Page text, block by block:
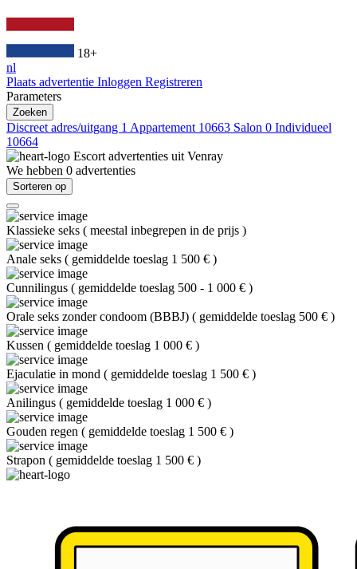
18+
nl
Plaats advertentie Inloggen Registreren
Parameters
Zoeken
Discreet adres/uitgang 1 Appartement 10663 Salon 0 Individueel
10664
Escort advertenties uit Venray
We hebben 0 advertenties
Sorteren op
Klassieke seks ( meestal inbegrepen in de prijs )
Anale seks ( gemiddelde toeslag 1 500 € )
Cunnilingus ( gemiddelde toeslag 500 - 1 000 € )
Orale seks zonder condoom (BBBJ) ( gemiddelde toeslag 500 € )
Kussen ( gemiddelde toeslag 1 000 € )
Ejaculatie in mond ( gemiddelde toeslag 1 500 € )
Anilingus ( gemiddelde toeslag 1 000 € )
Gouden regen ( gemiddelde toeslag 1 500 € )
Strapon ( gemiddelde toeslag 1 500 € )